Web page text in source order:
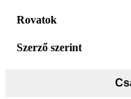
Rovatok
Szerző szerint